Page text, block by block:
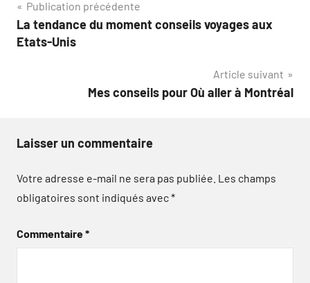
Navigation
de
Publication précédente
La tendance du moment conseils voyages aux
Etats-Unis
Article suivant
Mes conseils pour Où aller à Montréal
Laisser un commentaire
Votre adresse e-mail ne sera pas publiée. Les champs
obligatoires sont indiqués avec*
Commentaire*